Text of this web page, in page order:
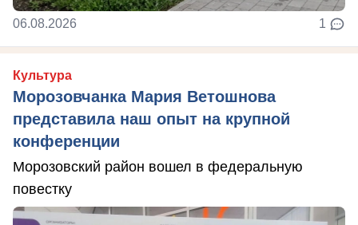
06.08.2026 1
Культура
Морозовчанка Мария Ветошнова
представила наш опыт на крупной
конференции
Морозовский район вошел в федеральную
повестку